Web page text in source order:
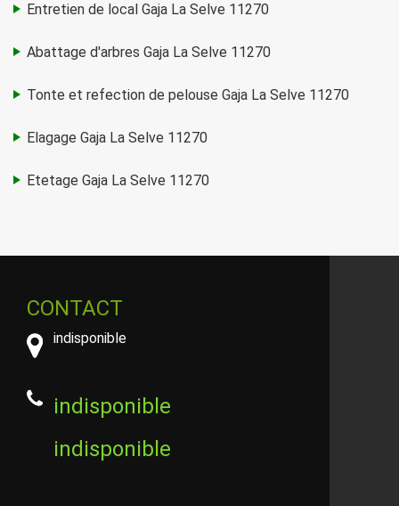
Entretien de local Gaja La Selve 11270
Abattage d'arbres Gaja La Selve 11270
Tonte et refection de pelouse Gaja La Selve 11270
Elagage Gaja La Selve 11270
Etetage Gaja La Selve 11270
CONTACT
indisponible
indisponible
indisponible